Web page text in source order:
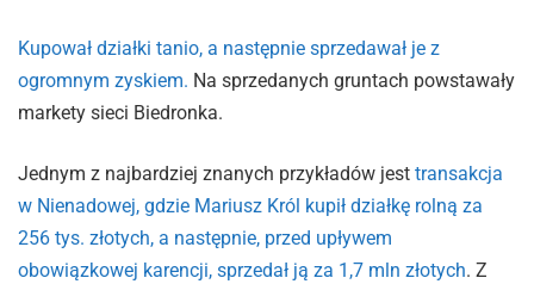
Kupował działki tanio, a następnie sprzedawał je z
ogromnym zyskiem. Na sprzedanych gruntach powstawały
markety sieci Biedronka.
Jednym z najbardziej znanych przykładów jest transakcja
w Nienadowej, gdzie Mariusz Król kupił działkę rolną za
256 tys. złotych, a następnie, przed upływem
obowiązkowej karencji, sprzedał ją za 1,7 mln złotych. Z